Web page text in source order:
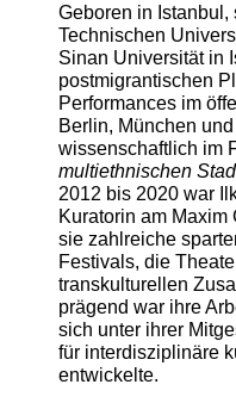
Geboren in Istanbul,
Technischen
Sinan Universität in
postmigrantischen
Performances im
Berlin, München
wissenschaftlich im
multiethnischen
2012 bis 2020 war
Kuratorin am Maxim
sie zahlreiche
Festivals, die
transkulturellen
prägend war ihre
sich unter ihrer
für interdisziplinäre
entwickelte.